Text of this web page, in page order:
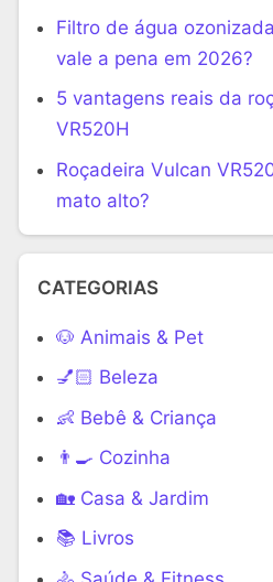
Filtro de água
vale a pena em 2026?
5 vantagens reais da
VR520H
Roçadeira Vulcan
mato alto?
CATEGORIAS
🐶 Animais & Pet
💅🏻 Beleza
👶 Bebê & Criança
👨‍🍳 Cozinha
🏡 Casa & Jardim
📚 Livros